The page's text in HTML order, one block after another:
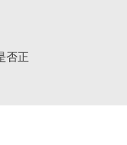
否正